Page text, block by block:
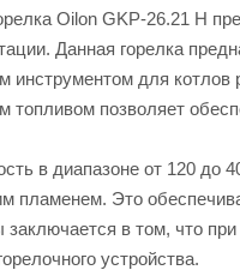
Oilon GKP-26.21 H
Данная горелка
инструментом для
позволяет
в диапазоне от 120 до
Это
в том, что
устройства.